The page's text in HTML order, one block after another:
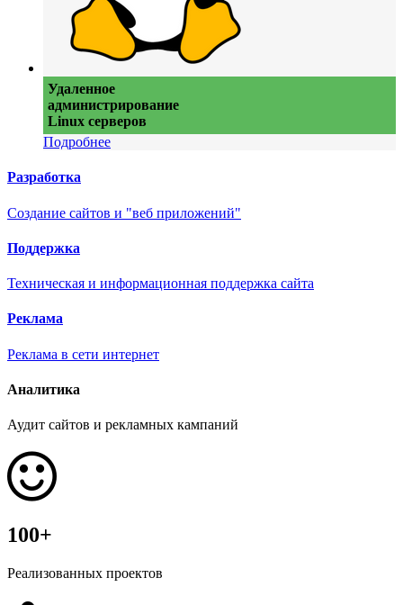
Удаленное
администрирование
Linux серверов
Подробнее
Разработка
Создание сайтов и "веб приложений"
Поддержка
Техническая и информационная поддержка сайта
Реклама
Реклама в сети интернет
Аналитика
Аудит сайтов и рекламных кампаний
100+
Реализованных проектов